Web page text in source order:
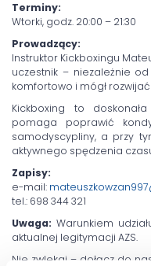
Terminy:
Wtorki, godz. 20:00 – 21:30
Prowadzący:
Instruktor Kickboxingu
uczestnik – niezależnie
komfortowo i mógł
Kickboxing to
pomaga poprawić
samodyscypliny, a przy
aktywnego spędzenia
Zapisy:
e-mail:
tel.: 698 344 321
Uwaga: Warunkiem
aktualnej legitymacji AZS.
Nie zwlekaj – dołącz do